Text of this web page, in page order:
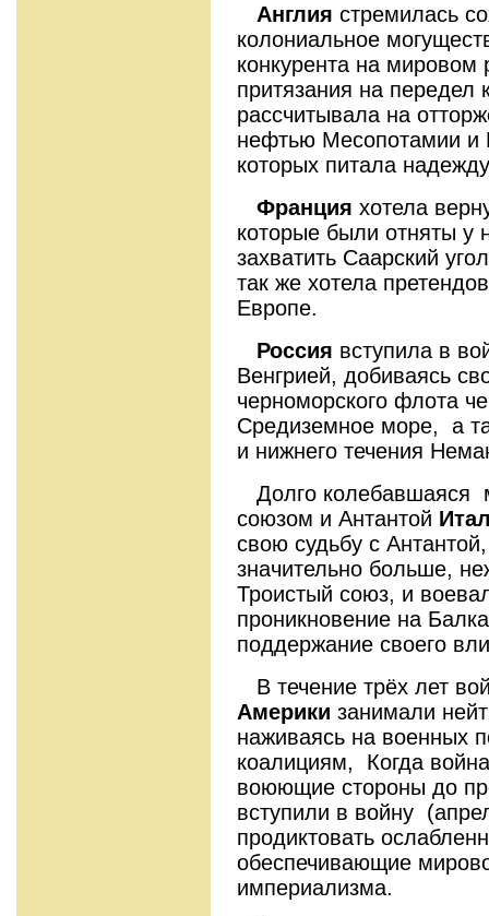
Англия стремилась
колониальное
конкурента на мировом
притязания на
рассчитывала на
нефтью Месопотамии и
которых питала
Франция хотела
которые были отняты у
захватить Саарский
так же хотела
Европе.
Россия вступила в
Венгрией, добиваясь
черноморского флота
Средиземное море, а
и нижнего течения
Долго колебавшаяся
союзом и Антантой
свою судьбу с
значительно больше,
Троистый союз, и
проникновение на
поддержание своего
В течение трёх лет
Америки занимали
наживаясь на военных
коалициям, Когда
воюющие стороны до
вступили в войну
продиктовать
обеспечивающие
империализма.